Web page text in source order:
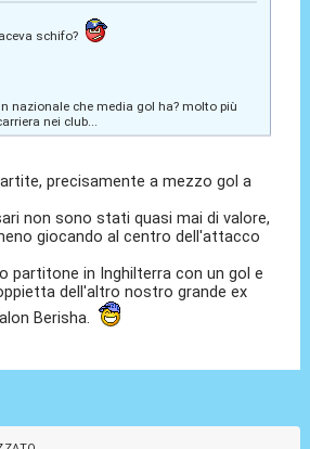
schifo?
nazionale che media gol ha? molto più
nei club...
precisamente a mezzo gol a
non sono stati quasi mai di valore,
giocando al centro dell'attacco
partitone in Inghilterra con un gol e
dell'altro nostro grande ex
Berisha.